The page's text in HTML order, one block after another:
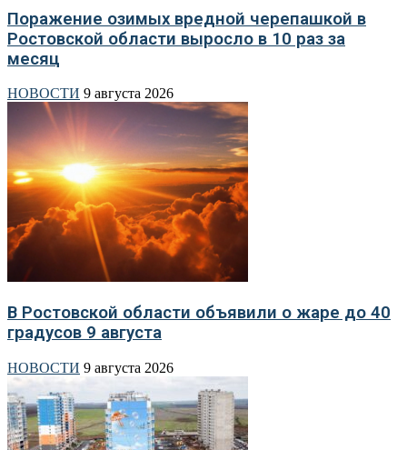
Поражение озимых вредной черепашкой в
Ростовской области выросло в 10 раз за
месяц
НОВОСТИ 9 августа 2026
В Ростовской области объявили о жаре до 40
градусов 9 августа
НОВОСТИ 9 августа 2026